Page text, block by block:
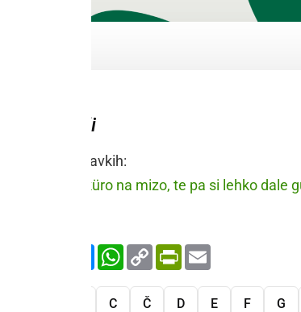
– kokoši
besede v stavkih:
Pečeno küro na mizo, te pa si lehko dale
FacebookMessenger
WhatsApp
Copy
Link
PrintFriendly
C Č D E F G